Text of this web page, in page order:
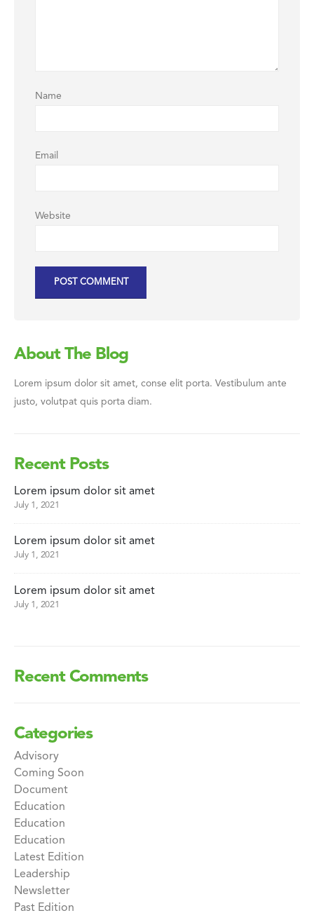
Name
Email
Website
About The Blog
Lorem ipsum dolor sit amet, conse elit porta. Vestibulum ante
justo, volutpat quis porta diam.
Recent Posts
Lorem ipsum dolor sit amet
July 1, 2021
Lorem ipsum dolor sit amet
July 1, 2021
Lorem ipsum dolor sit amet
July 1, 2021
Recent Comments
Categories
Advisory
Coming Soon
Document
Education
Education
Education
Latest Edition
Leadership
Newsletter
Past Edition